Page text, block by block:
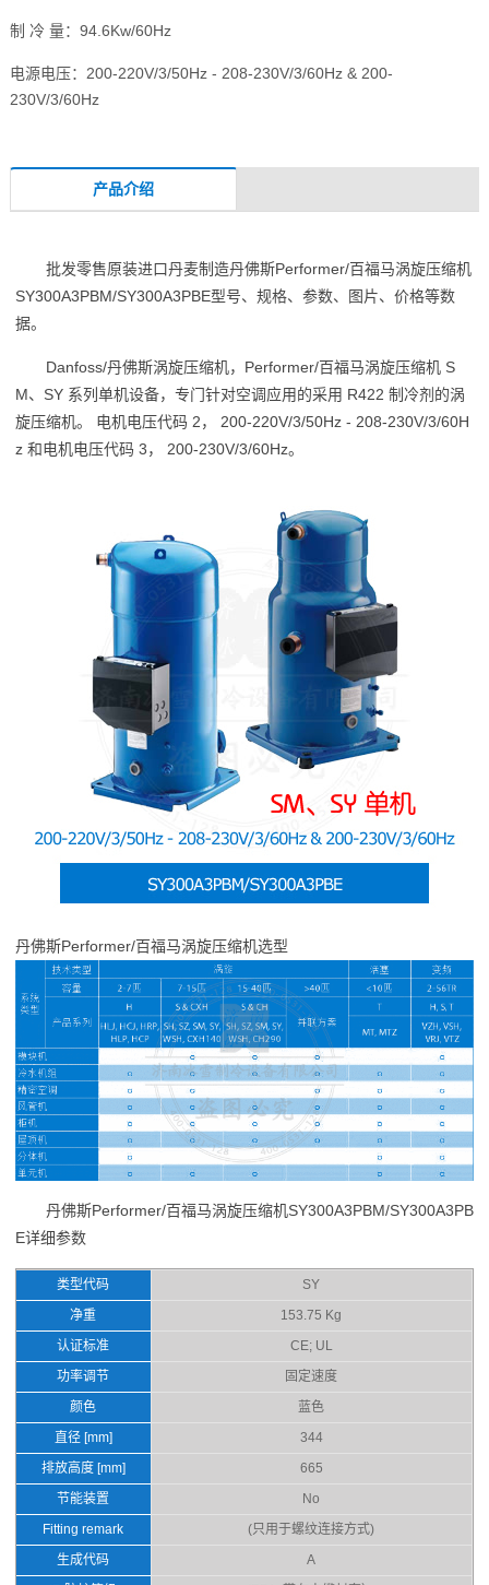
制 冷 量：94.6Kw/60Hz
电源电压：200-220V/3/50Hz - 208-230V/3/60Hz & 200-
230V/3/60Hz
产品介绍
批发零售原装进口丹麦制造丹佛斯Performer/百福马涡旋压缩机
SY300A3PBM/SY300A3PBE型号、规格、参数、图片、价格等数
据。
Danfoss/丹佛斯涡旋压缩机，Performer/百福马涡旋压缩机 S
M、SY 系列单机设备，专门针对空调应用的采用 R422 制冷剂的涡
旋压缩机。 电机电压代码 2， 200-220V/3/50Hz - 208-230V/3/60H
z 和电机电压代码 3， 200-230V/3/60Hz。
丹佛斯Performer/百福马涡旋压缩机选型
丹佛斯Performer/百福马涡旋压缩机SY300A3PBM/SY300A3PB
E详细参数
类型代码
SY
净重
153.75 Kg
认证标准
CE; UL
功率调节
固定速度
颜色
蓝色
直径 [mm]
344
排放高度 [mm]
665
节能装置
No
Fitting remark
(只用于螺纹连接方式)
生成代码
A